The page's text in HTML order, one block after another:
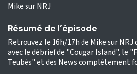
Mike sur NRJ
Résumé de l’épisode
Retrouvez le 16h/17h de Mike sur NRJ
avec le débrief de "Cougar Island", le
Teubés" et des News complètement